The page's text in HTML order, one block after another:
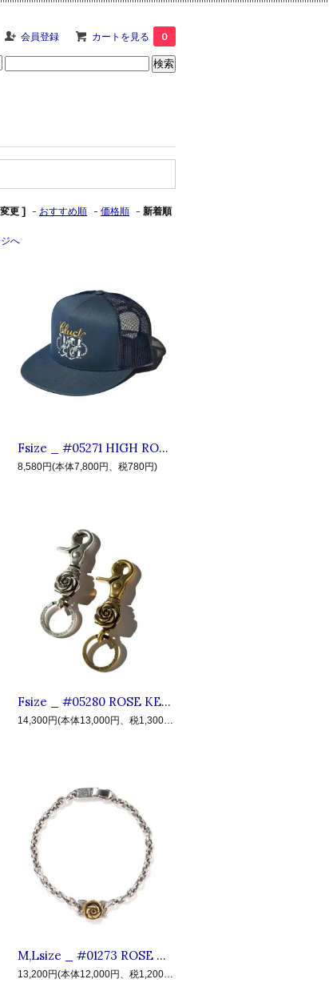
会員登録 カートを見る 0
更 ] - おすすめ順 - 価格順 - 新着順
へ
Fsize _ #05271 HIGH ROLLERS MESH CAP ◆ CLUCT クラクト : エイティーンロゴ メッシュキャップ Navy
8,580円(本体7,800円、税780円)
Fsize _ #05280 ROSE KEY RING ◆ CLUCT クラクト : ブラス ローズキーリング Silver,Antique
14,300円(本体13,000円、税1,300円)
M,Lsize _ #01273 ROSE BRACELET ◆ CLUCT クラクト : シルバー ローズブレスレット Silver×Antique
13,200円(本体12,000円、税1,200円)